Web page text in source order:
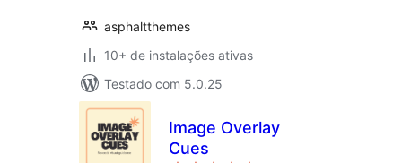
asphaltthemes
10+ de instalações ativas
Testado com 5.0.25
Image Overlay
Cues